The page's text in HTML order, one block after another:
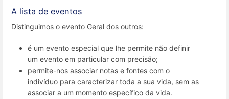
A lista de eventos
Distinguimos o evento Geral dos outros:
é um evento especial que lhe permite não definir
um evento em particular com precisão;
permite-nos associar notas e fontes com o
indivíduo para caracterizar toda a sua vida, sem as
associar a um momento específico da vida.